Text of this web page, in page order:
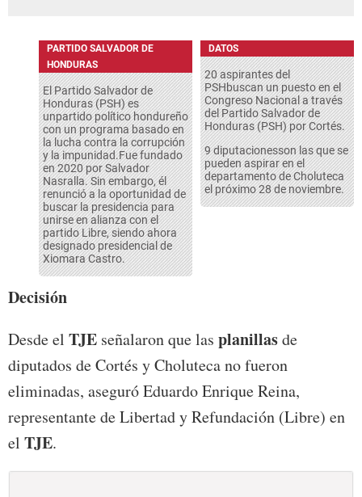
DATOS
20 aspirantes del
PSHbuscan un puesto en el
Congreso Nacional a través
del Partido Salvador de
Honduras (PSH) por Cortés.
9 diputacionesson las que se
pueden aspirar en el
departamento de Choluteca
el próximo 28 de noviembre.
PARTIDO SALVADOR DE
HONDURAS
El Partido Salvador de
Honduras (PSH) es
unpartido político hondureño
con un programa basado en
la lucha contra la corrupción
y la impunidad.Fue fundado
en 2020 por Salvador
Nasralla. Sin embargo, él
renunció a la oportunidad de
buscar la presidencia para
unirse en alianza con el
partido Libre, siendo ahora
designado presidencial de
Xiomara Castro.
Decisión
Desde el TJE señalaron que las planillasde
diputados de Cortés y Choluteca no fueron
eliminadas, aseguró Eduardo Enrique Reina,
representante de Libertad y Refundación (Libre) en
el TJE.